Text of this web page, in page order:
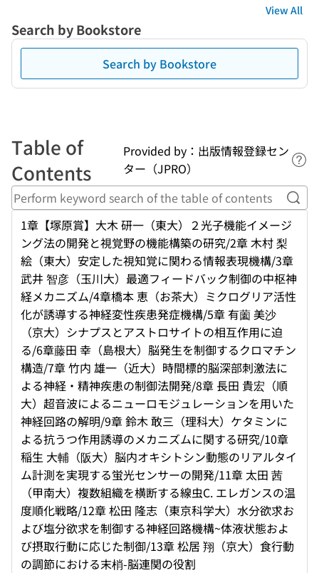
View All
Search by Bookstore
Search by Bookstore
Table of
Contents
Provided by：出版情報登録セン
ター（JPRO）
1章【塚原賞】大木 研一（東大）２光子機能イメージ
ング法の開発と視覚野の機能構築の研究/2章 木村 梨
絵（東大）安定した視知覚に関わる情報表現機構/3章
武井 智彦（玉川大）最適フィードバック制御の中枢神
経メカニズム/4章橋本 恵（お茶大）ミクログリア活性
化が誘導する神経変性疾患発症機構/5章 有薗 美沙
（京大）シナプスとアストロサイトの相互作用に迫
る/6章藤田 幸（島根大）脳発生を制御するクロマチン
構造/7章 竹内 雄一（近大）時間標的脳深部刺激法に
よる神経・精神疾患の制御法開発/8章 長田 貴宏（順
大）超音波によるニューロモジュレーションを用いた
神経回路の解明/9章 鈴木 敢三（理科大）ケタミンに
よる抗うつ作用誘導のメカニズムに関する研究/10章
稲生 大輔（阪大）脳内オキシトシン動態のリアルタイ
ム計測を実現する蛍光センサーの開発/11章 太田 茜
（甲南大）複数組織を横断する線虫C. エレガンスの温
度順化戦略/12章 松田 隆志（東京科学大）水分欲求お
よび塩分欲求を制御する神経回路機構~体液状態およ
び摂取行動に応じた制御/13章 松居 翔（京大）食行動
の調節における末梢-脳連関の役割